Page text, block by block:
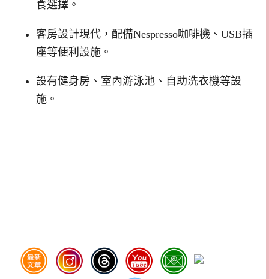
食選擇。
客房設計現代，配備Nespresso咖啡機、USB插
座等便利設施。
設有健身房、室內游泳池、自助洗衣機等設
施。